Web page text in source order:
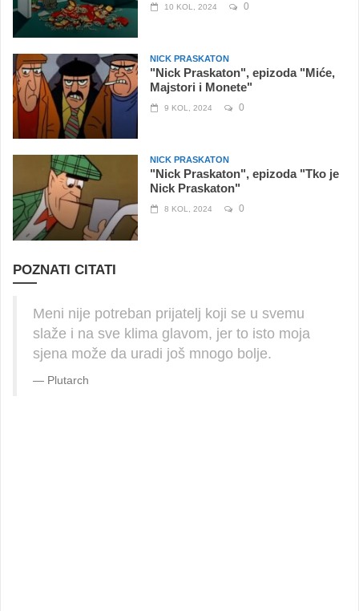
10 KOL, 2024 0
NICK PRASKATON
"Nick Praskaton", epizoda "Miće,
Majstori i Monete"
9 KOL, 2024 0
NICK PRASKATON
"Nick Praskaton", epizoda "Tko je
Nick Praskaton"
8 KOL, 2024 0
POZNATI CITATI
Meni nije potreban prijatelj koji se u svemu
slaže i na sve klima glavom, jer to isto moja
sjena može da uradi još mnogo bolje.
Plutarch